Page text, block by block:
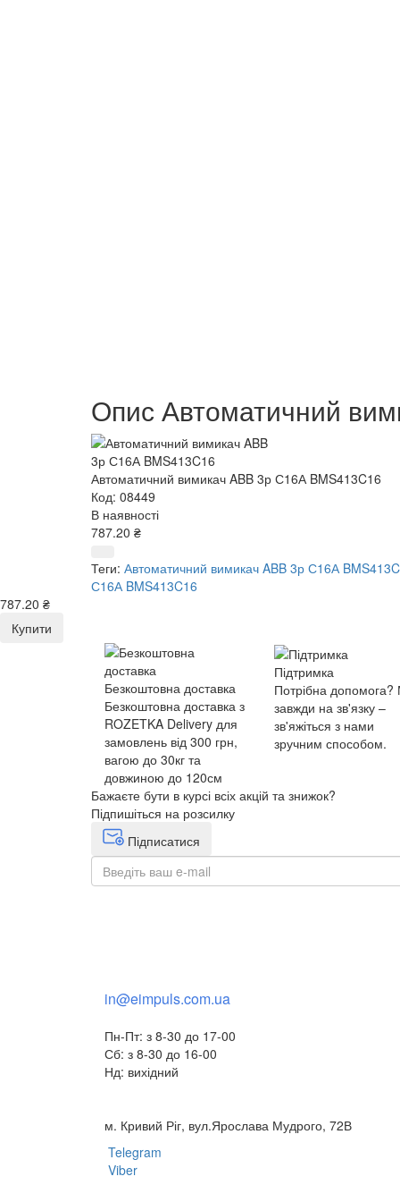
Опис Автоматичний
Автоматичний вимикач ABB 3р С16А BMS413C16
Код: 08449
В наявності
787.20 ₴
Теги: Автоматичний вимикач ABB 3р С16А
С16А BMS413C16
787.20 ₴
Купити
Безкоштовна доставка
Безкоштовна доставка з
ROZETKA Delivery для
замовлень від 300 грн,
вагою до 30кг та
довжиною до 120см
Підтримка
Потрібна
завжди на зв'язку –
зв'яжіться з нами
зручним способом.
Бажаєте бути в курсі всіх акцій та знижок?
Підпишіться на розсилку
Підписатися
in@eimpuls.com.ua
Пн-Пт: з 8-30 до 17-00
Сб: з 8-30 до 16-00
Нд: вихідний
м. Кривий Ріг, вул.Ярослава Мудрого, 72В
Telegram
Viber